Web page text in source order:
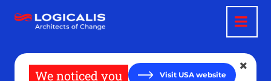
We noticed you
Visit USA website